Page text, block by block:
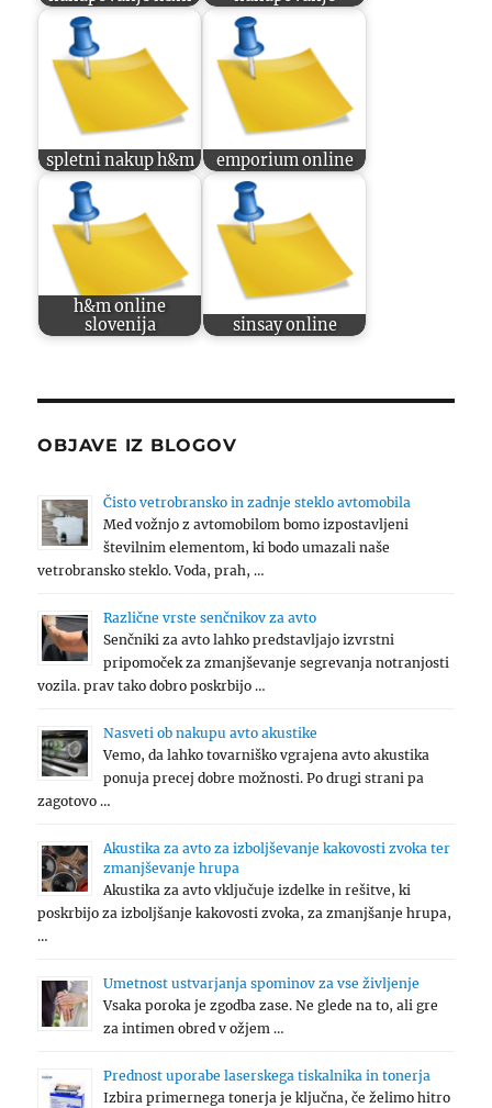
spletni nakup h&m emporium online
h&m online
slovenija
sinsay online
OBJAVE IZ BLOGOV
Čisto vetrobransko in zadnje steklo avtomobila
Med vožnjo z avtomobilom bomo izpostavljeni
številnim elementom, ki bodo umazali naše
vetrobransko steklo. Voda, prah, …
Različne vrste senčnikov za avto
Senčniki za avto lahko predstavljajo izvrstni
pripomoček za zmanjševanje segrevanja notranjosti
vozila. prav tako dobro poskrbijo …
Nasveti ob nakupu avto akustike
Vemo, da lahko tovarniško vgrajena avto akustika
ponuja precej dobre možnosti. Po drugi strani pa
zagotovo …
Akustika za avto za izboljševanje kakovosti zvoka ter
zmanjševanje hrupa
Akustika za avto vključuje izdelke in rešitve, ki
poskrbijo za izboljšanje kakovosti zvoka, za zmanjšanje hrupa,
…
Umetnost ustvarjanja spominov za vse življenje
Vsaka poroka je zgodba zase. Ne glede na to, ali gre
za intimen obred v ožjem …
Prednost uporabe laserskega tiskalnika in tonerja
Izbira primernega tonerja je ključna, če želimo hitro